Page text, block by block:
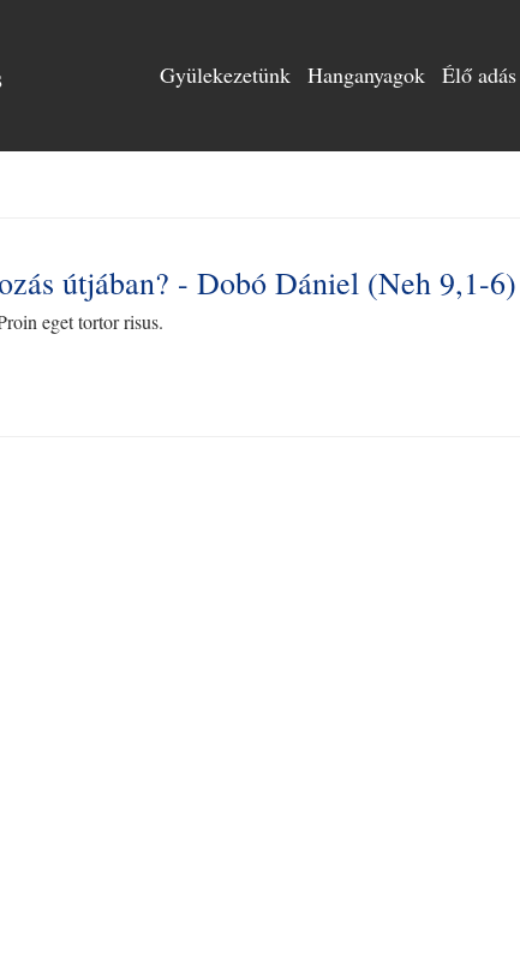
Gyülekezetünk Hanganyagok Élő adás
útjában? - Dobó Dániel (Neh 9,1-6)
eget tortor risus.